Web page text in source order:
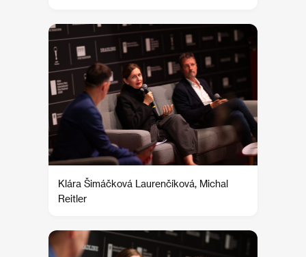
Klára Šimáčková Laurenčíková, Michal
Reitler